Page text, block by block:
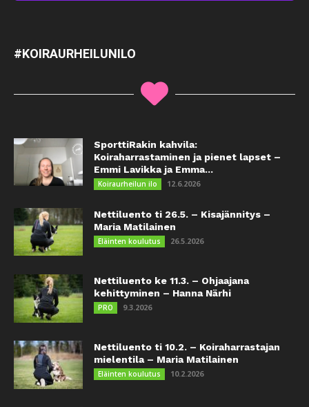
#KOIRAURHEILUNILO
SporttiRakin kahvila:
Koiraharrastaminen ja pienet lapset –
Emmi Lavikka ja Emma...
Koiraurheilun ilo 12.6.2026
Nettiluento ti 26.5. – Kisajännitys –
Maria Matilainen
Eläinten koulutus 26.5.2026
Nettiluento ke 11.3. – Ohjaajana
kehittyminen – Hanna Närhi
PRO 9.3.2026
Nettiluento ti 10.2. – Koiraharrastajan
mielentila – Maria Matilainen
Eläinten koulutus 10.2.2026